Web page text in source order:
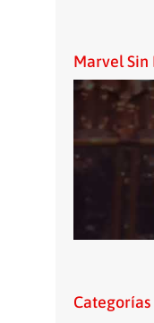
Marvel Sin
Categorías